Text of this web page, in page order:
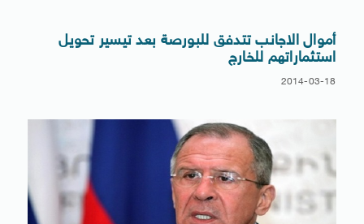
أموال الاجانب تتدفق للبورصة بعد تيسير تحويل
استثماراتهم للخارج
2014-03-18